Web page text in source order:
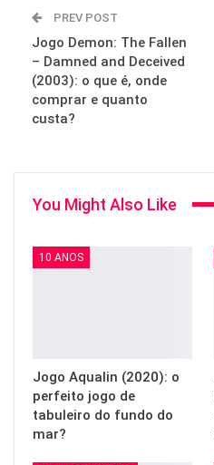
PREV POST
Jogo Demon: The Fallen
– Damned and Deceived
(2003): o que é, onde
comprar e quanto
custa?
You Might Also Like
10 ANOS
Jogo Aqualin (2020): o
perfeito jogo de
tabuleiro do fundo do
mar?